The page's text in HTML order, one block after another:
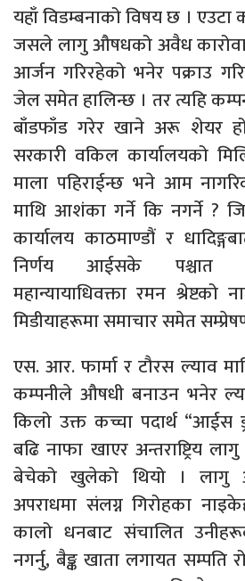
यहाँ विडम्बनाको विषय छ । एउटा
जसले लागु औषधको अवैध
आर्जन गरिरहेको भनेर पक्राउ
जेल समेत हालिन्छ । तर त्यहि
बाँडफाँड गरेर खाने अरू शेयर
सरकारी वकिल कार्यालयको
माला पहिराईन्छ भने आम
माथि आशंका गर्ने कि नगर्ने ?
कार्यालय काठमाण्डौं र
निर्णय आईसके पश्चात
महान्यायाधिवक्ता रमन
मिडीयाहरूमा समाचार समेत
एस. आर. फार्मा र टौरस ल्याव
कम्पनीले औषधी बनाउन भनेर
किलो उक्त कच्चा पदार्थ “आईस
बढि नाफा खाएर अन्तराष्ट्रिय
बेचेको खुलेको थियो । लागु
अपराधमा संलग्न गिरोहका
कालो धनबाट संचालित
नगर्नु, बैङ्क खाता लगायत सम्पति